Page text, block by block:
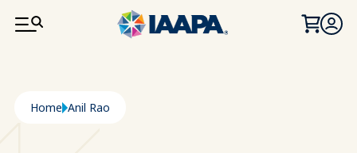
SALTA AL CONTENUTO PRINCIPALE
Briciole di pane
Home Anil Rao